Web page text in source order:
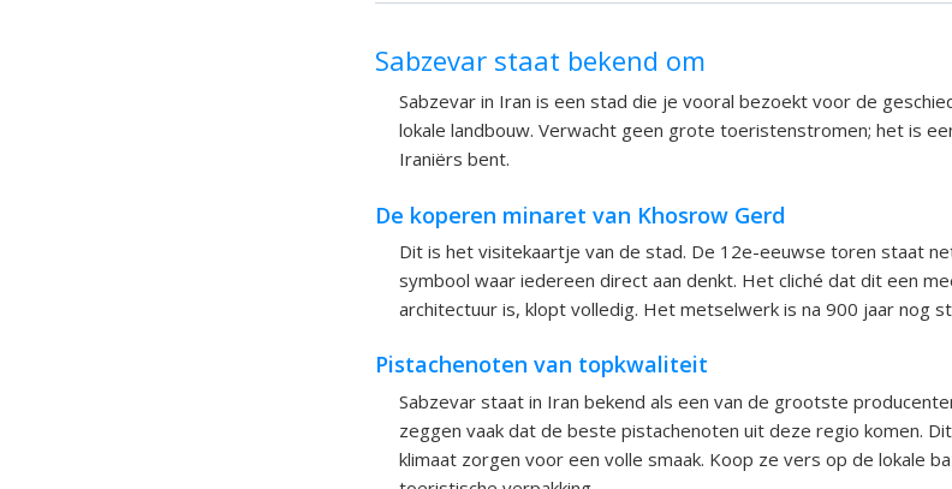
Sabzevar staat bekend om
Sabzevar in Iran is een stad die je vooral bezoekt voor de
lokale landbouw. Verwacht geen grote toeristenstromen; het is
Iraniërs bent.
De koperen minaret van Khosrow Gerd
Dit is het visitekaartje van de stad. De 12e-eeuwse toren staat
symbool waar iedereen direct aan denkt. Het cliché dat dit een
architectuur is, klopt volledig. Het metselwerk is na 900 jaar nog
Pistachenoten van topkwaliteit
Sabzevar staat in Iran bekend als een van de grootste
zeggen vaak dat de beste pistachenoten uit deze regio komen.
klimaat zorgen voor een volle smaak. Koop ze vers op de lokale